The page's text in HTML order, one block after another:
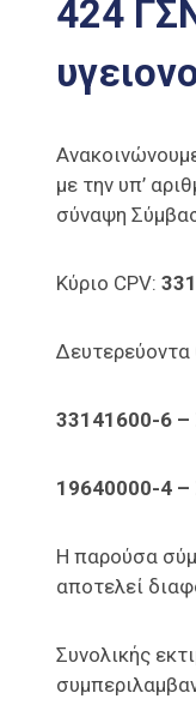
424
με την υπ’
σύναψη
Κύριο CPV:
Δευτερεύοντα
33141600-6 –
19640000-4 –
Η παρούσα
αποτελεί
Συνολικής